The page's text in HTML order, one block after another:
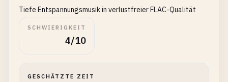
Tiefe Entspannungsmusik in verlustfreier FLAC-Qualität
SCHWIERIGKEIT
4/10
GESCHÄTZTE ZEIT